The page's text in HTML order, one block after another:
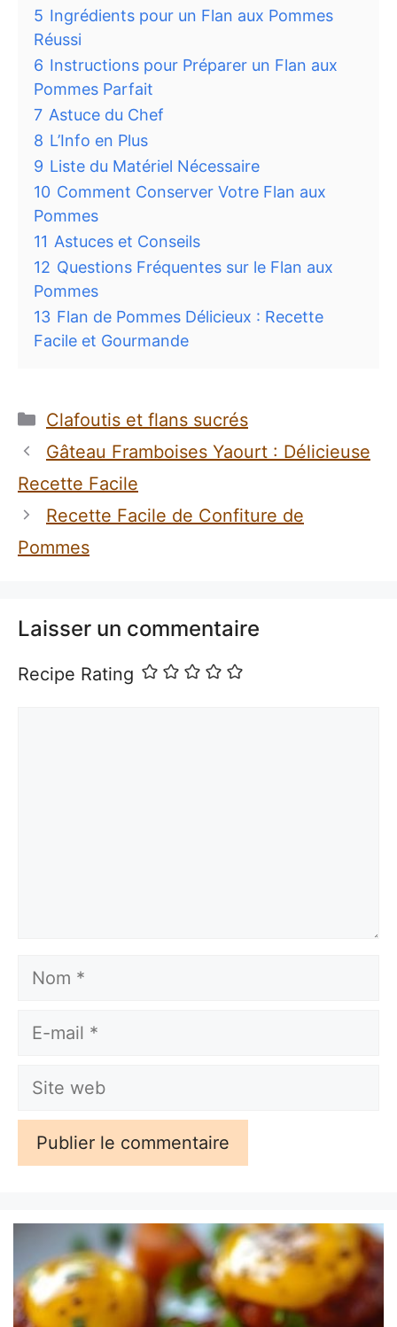
5 Ingrédients pour un Flan aux Pommes
Réussi
6 Instructions pour Préparer un Flan aux
Pommes Parfait
7 Astuce du Chef
8 L’Info en Plus
9 Liste du Matériel Nécessaire
10 Comment Conserver Votre Flan aux
Pommes
11 Astuces et Conseils
12 Questions Fréquentes sur le Flan aux
Pommes
13 Flan de Pommes Délicieux : Recette
Facile et Gourmande
Catégories
Clafoutis et flans sucrés
Gâteau Framboises Yaourt : Délicieuse
Recette Facile
Recette Facile de Confiture de
Pommes
Laisser un commentaire
Recipe Rating
Nom
E-
Site